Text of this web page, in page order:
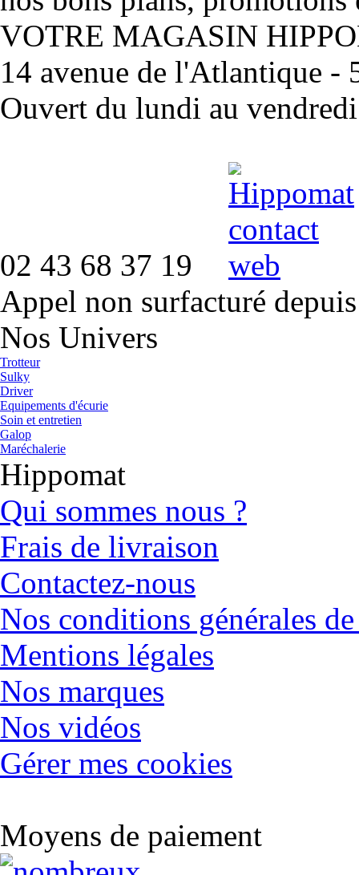
VOTRE MAGASIN
14 avenue de l'Atlantique -
Ouvert du lundi au
02 43 68 37 19
Appel non surfacturé
Nos Univers
Trotteur
Sulky
Driver
Equipements d'écurie
Soin et entretien
Galop
Maréchalerie
Hippomat
Qui sommes nous ?
Frais de livraison
Contactez-nous
Nos conditions générales
Mentions légales
Nos marques
Nos vidéos
Gérer mes cookies
Moyens de paiement